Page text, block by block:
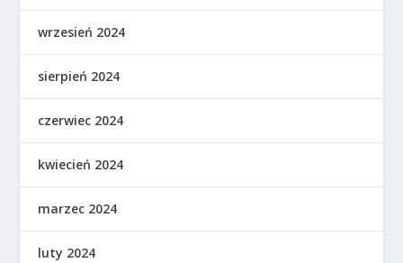
wrzesień 2024
sierpień 2024
czerwiec 2024
kwiecień 2024
marzec 2024
luty 2024